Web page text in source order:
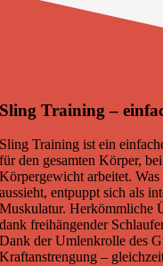
Sling Training –
Sling Training ist ein
für den gesamten Körper,
Körpergewicht arbeitet.
aussieht, entpuppt sich als
Muskulatur. Herkömmliche
dank freihängender
Dank der Umlenkrolle des
Kraftanstrengung –